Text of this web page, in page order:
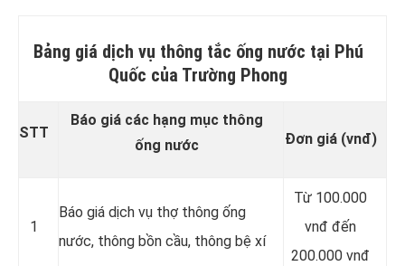
Bảng giá dịch vụ thông tắc ống nước tại Phú
Quốc của Trường Phong
STT
Báo giá các hạng mục thông
ống nước
Đơn giá (vnđ)
1
Báo giá dịch vụ thợ thông ống
nước, thông bồn cầu, thông bệ xí
Từ 100.000
vnđ đến
200.000 vnđ